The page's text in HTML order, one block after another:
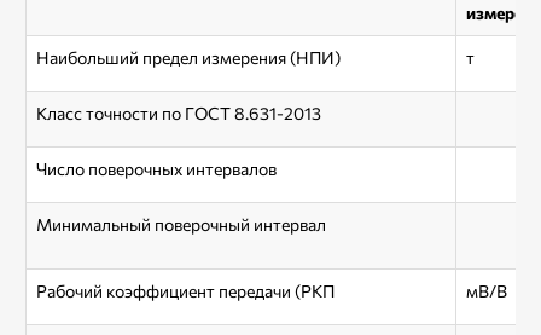
Наибольший предел измерения (НПИ) т
Класс точности по ГОСТ 8.631-2013
Число поверочных интервалов
Минимальный поверочный интервал
Рабочий коэффициент передачи (РКП мВ/В